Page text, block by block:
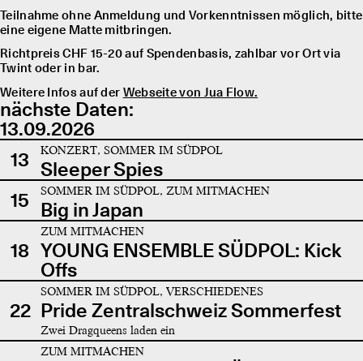
Teilnahme ohne Anmeldung und Vorkenntnissen möglich, bitte
eine eigene Matte mitbringen.
Richtpreis CHF 15-20 auf Spendenbasis, zahlbar vor Ort via
Twint oder in bar.
Weitere Infos auf der Webseite von Jua Flow.
nächste Daten:
13.09.2026
13
KONZERT, SOMMER IM SÜDPOL
Sleeper Spies
15
SOMMER IM SÜDPOL, ZUM MITMACHEN
Big in Japan
18
ZUM MITMACHEN
YOUNG ENSEMBLE SÜDPOL: Kick
Offs
22
SOMMER IM SÜDPOL, VERSCHIEDENES
Pride Zentralschweiz Sommerfest
Zwei Dragqueens laden ein
ZUM MITMACHEN